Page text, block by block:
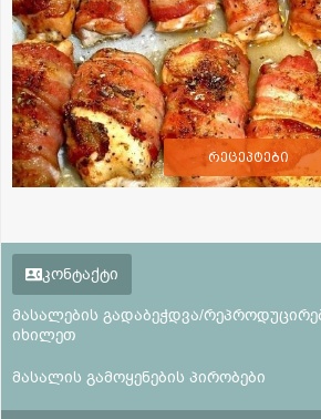
რეცეპტები
კონტაქტი
მასალების გადაბეჭდვა/
იხილეთ
მასალის გამოყენების პირობები